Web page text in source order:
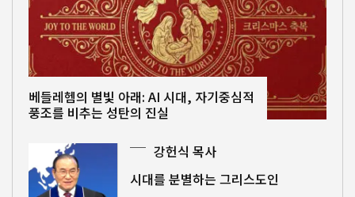
베들레헴의 별빛 아래: AI 시대, 자기중심적
풍조를 비추는 성탄의 진실
강헌식 목사
시대를 분별하는 그리스도인